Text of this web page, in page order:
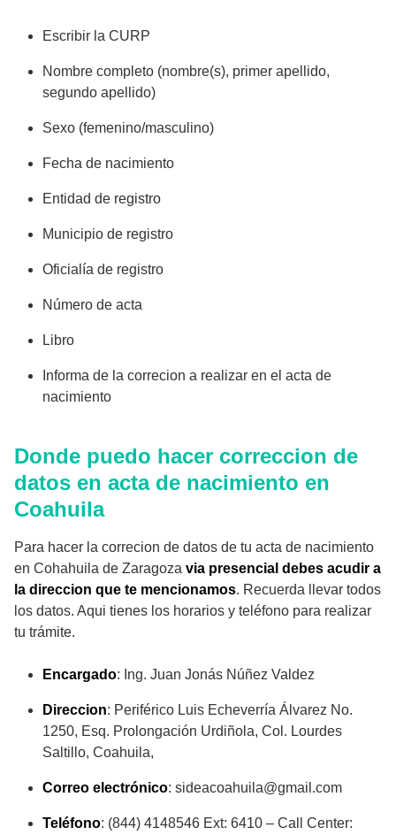
Escribir la CURP
Nombre completo (nombre(s), primer apellido,
segundo apellido)
Sexo (femenino/masculino)
Fecha de nacimiento
Entidad de registro
Municipio de registro
Oficialía de registro
Número de acta
Libro
Informa de la correcion a realizar en el acta de
nacimiento
Donde puedo hacer correccion de
datos en acta de nacimiento en
Coahuila
Para hacer la correcion de datos de tu acta de nacimiento
en Cohahuila de Zaragoza via presencial debes acudir a
la direccion que te mencionamos. Recuerda llevar todos
los datos. Aqui tienes los horarios y teléfono para realizar
tu trámite.
Encargado: Ing. Juan Jonás Núñez Valdez
Direccion: Periférico Luis Echeverría Álvarez No.
1250, Esq. Prolongación Urdiñola, Col. Lourdes
Saltillo, Coahuila,
Correo electrónico: sideacoahuila@gmail.com
Teléfono: (844) 4148546 Ext: 6410 – Call Center: